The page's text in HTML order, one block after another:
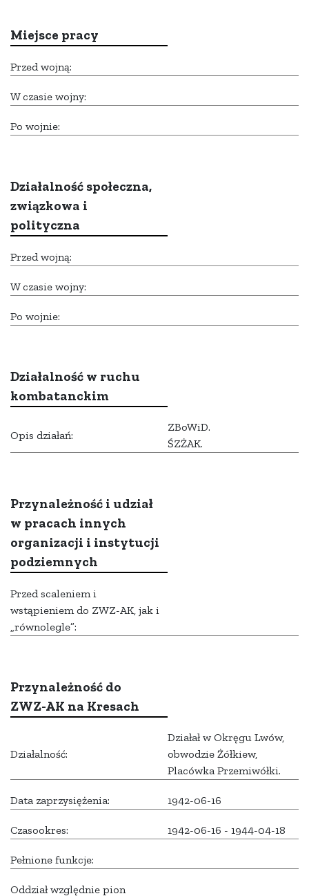
Miejsce pracy
Przed wojną:
W czasie wojny:
Po wojnie:
Działalność społeczna,
związkowa i
polityczna
Przed wojną:
W czasie wojny:
Po wojnie:
Działalność w ruchu
kombatanckim
Opis działań:
ZBoWiD.
ŚZŻAK.
Przynależność i udział
w pracach innych
organizacji i instytucji
podziemnych
Przed scaleniem i
wstąpieniem do ZWZ-AK, jak i
„równolegle”:
Przynależność do
ZWZ-AK na Kresach
Działalność:
Działał w Okręgu Lwów,
obwodzie Żółkiew,
Placówka Przemiwółki.
Data zaprzysiężenia: 1942-06-16
Czasookres: 1942-06-16 - 1944-04-18
Pełnione funkcje:
Oddział względnie pion